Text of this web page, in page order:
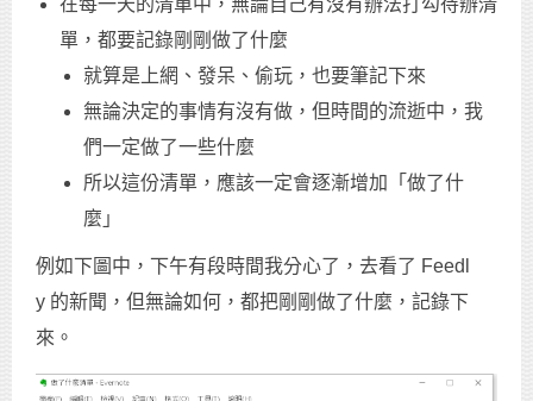
在每一天的清單中，無論自己有沒有辦法打勾待辦清
單，都要記錄剛剛做了什麼
就算是上網、發呆、偷玩，也要筆記下來
無論決定的事情有沒有做，但時間的流逝中，我
們一定做了一些什麼
所以這份清單，應該一定會逐漸增加「做了什
麼」
例如下圖中，下午有段時間我分心了，去看了 Feedl
y 的新聞，但無論如何，都把剛剛做了什麼，記錄下
來。